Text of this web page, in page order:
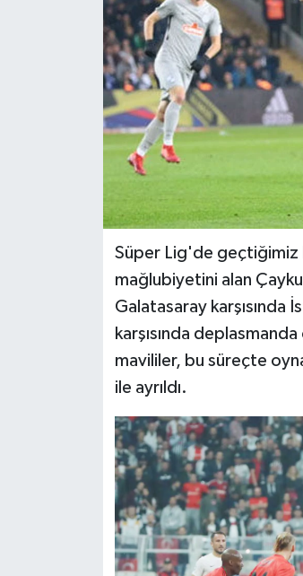
Süper Lig'de geçtiğimiz
mağlubiyetini alan
Galatasaray
karşısında
mavililer, bu süreçte
ile ayrıldı.